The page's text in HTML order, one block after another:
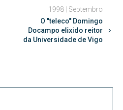
1998 | Septembro
O "teleco" Domingo
Docampo elixido reitor
da Universidade de Vigo